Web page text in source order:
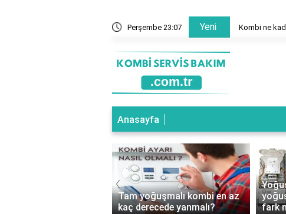
Perşembe 23:07 Yeni Kombi ne
Anasayfa
Tam yoğuşmalı kombi en az
kaç derecede yanmalı?
fark
‹